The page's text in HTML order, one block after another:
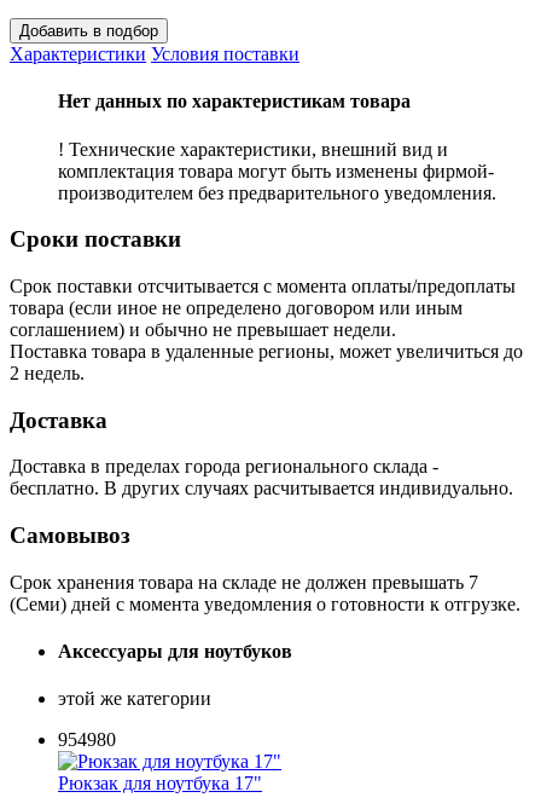
Характеристики Условия поставки
Нет данных по характеристикам товара
! Технические характеристики, внешний вид и
комплектация товара могут быть изменены фирмой-
производителем без предварительного уведомления.
Сроки поставки
Срок поставки отсчитывается с момента оплаты/предоплаты
товара (если иное не определено договором или иным
соглашением) и обычно не превышает недели.
Поставка товара в удаленные регионы, может увеличиться до
2 недель.
Доставка
Доставка в пределах города регионального склада -
бесплатно. В других случаях расчитывается индивидуально.
Самовывоз
Срок хранения товара на складе не должен превышать 7
(Семи) дней с момента уведомления о готовности к отгрузке.
Аксессуары для ноутбуков
этой же категории
954980
Рюкзак для ноутбука 17"